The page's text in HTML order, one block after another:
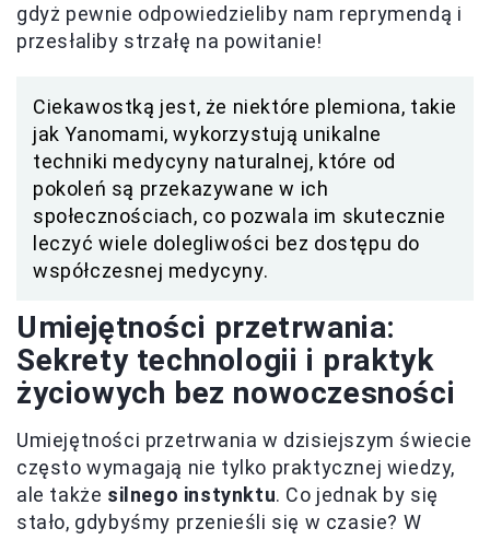
gdyż pewnie odpowiedzieliby nam reprymendą i
przesłaliby strzałę na powitanie!
Ciekawostką jest, że niektóre plemiona, takie
jak Yanomami, wykorzystują unikalne
techniki medycyny naturalnej, które od
pokoleń są przekazywane w ich
społecznościach, co pozwala im skutecznie
leczyć wiele dolegliwości bez dostępu do
współczesnej medycyny.
Umiejętności przetrwania:
Sekrety technologii i praktyk
życiowych bez nowoczesności
Umiejętności przetrwania w dzisiejszym świecie
często wymagają nie tylko praktycznej wiedzy,
ale także silnego instynktu. Co jednak by się
stało, gdybyśmy przenieśli się w czasie? W